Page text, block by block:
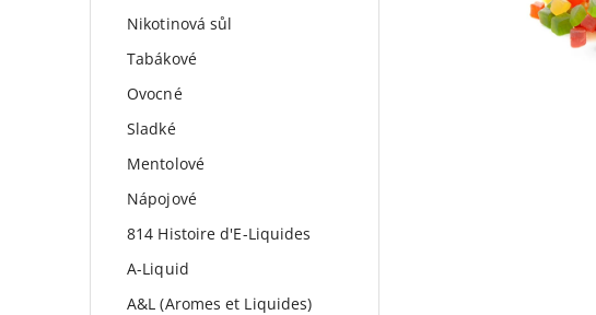
Nikotinová sůl
Tabákové
Ovocné
Sladké
Mentolové
Nápojové
814 Histoire d'E-Liquides
A-Liquid
A&L (Aromes et Liquides)